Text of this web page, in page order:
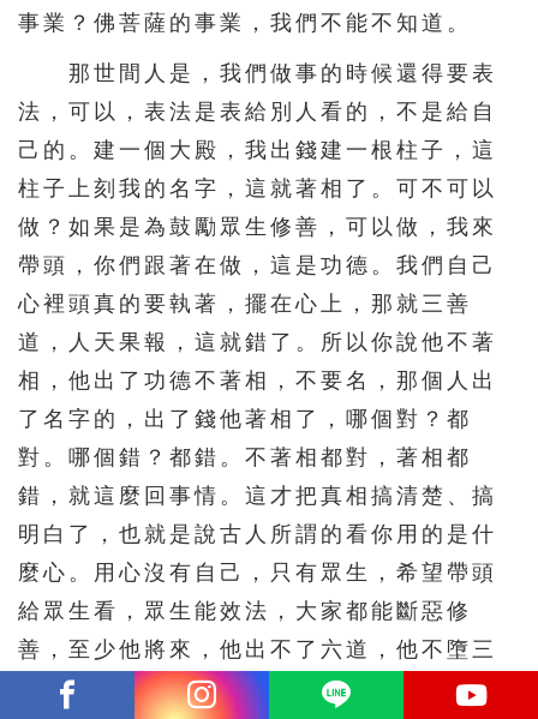
事業？佛菩薩的事業，我們不能不知道。
那世間人是，我們做事的時候還得要表
法，可以，表法是表給別人看的，不是給自
己的。建一個大殿，我出錢建一根柱子，這
柱子上刻我的名字，這就著相了。可不可以
做？如果是為鼓勵眾生修善，可以做，我來
帶頭，你們跟著在做，這是功德。我們自己
心裡頭真的要執著，擺在心上，那就三善
道，人天果報，這就錯了。所以你說他不著
相，他出了功德不著相，不要名，那個人出
了名字的，出了錢他著相了，哪個對？都
對。哪個錯？都錯。不著相都對，著相都
錯，就這麼回事情。這才把真相搞清楚、搞
明白了，也就是說古人所謂的看你用的是什
麼心。用心沒有自己，只有眾生，希望帶頭
給眾生看，眾生能效法，大家都能斷惡修
善，至少他將來，他出不了六道，他不墮三
惡道，這就好事情，鼓勵人修善。如果他更